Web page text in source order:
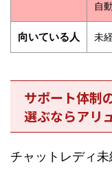
自
向いている人 未
サポート体制
選ぶならアリ
チャットレディ